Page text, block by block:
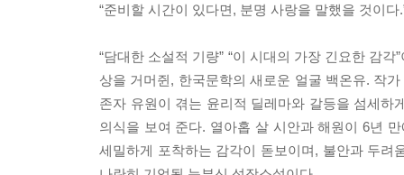
“준비할 시간이 있다면, 분명 사랑을 말했을 것이다
“담대한 소설적 기량” “이 시대의 가장 긴요한 감
상을 거머쥔, 한국문학의 새로운 얼굴 백온유. 작
존자 유원이 겪는 윤리적 딜레마와 갈등을 섬세
의식을 보여 준다. 열아홉 살 시안과 해원이 6년
세밀하게 포착하는 감각이 돋보이며, 불안과 두